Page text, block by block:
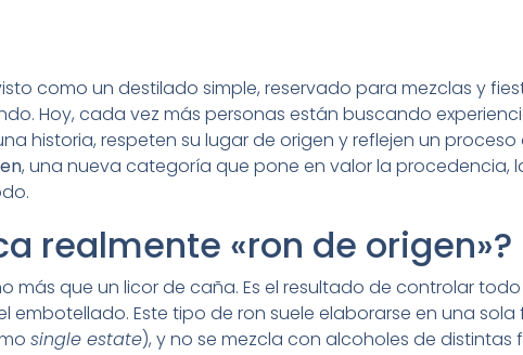
como un destilado simple, reservado para mezclas y
Hoy, cada vez más personas están buscando
historia, respeten su lugar de origen y reflejen un proceso
, una nueva categoría que pone en valor la procedencia,
realmente «ron de origen»?
más que un licor de caña. Es el resultado de controlar
embotellado. Este tipo de ron suele elaborarse en una sola
single estate), y no se mezcla con alcoholes de distintas